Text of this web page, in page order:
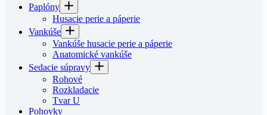
Paplóny
Husacie perie a páperie
Vankúše
Vankúše husacie perie a páperie
Anatomické vankúše
Sedacie súpravy
Rohové
Rozkladacie
Tvar U
Pohovky